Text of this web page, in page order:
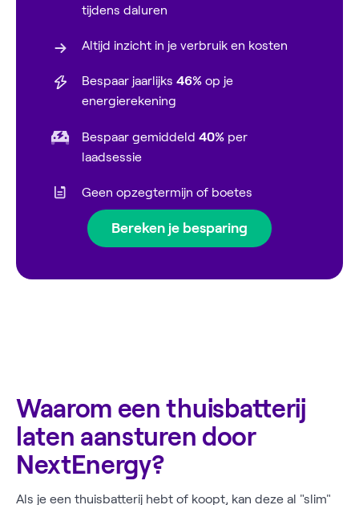
tijdens daluren
Altijd inzicht in je verbruik en kosten
Bespaar jaarlijks46% op je
energierekening
Bespaar gemiddeld40% per
laadsessie
Geen opzegtermijn of boetes
Bereken je besparing
Waarom een thuisbatterij
laten aansturen door
NextEnergy?
Als je een thuisbatterij hebt of koopt, kan deze al "slim"